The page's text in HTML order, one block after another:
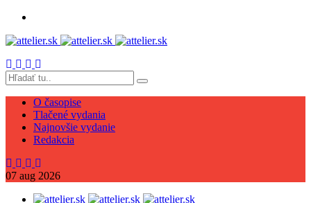
O časopise
Tlačené vydania
Najnovšie vydanie
Redakcia
07 aug 2026